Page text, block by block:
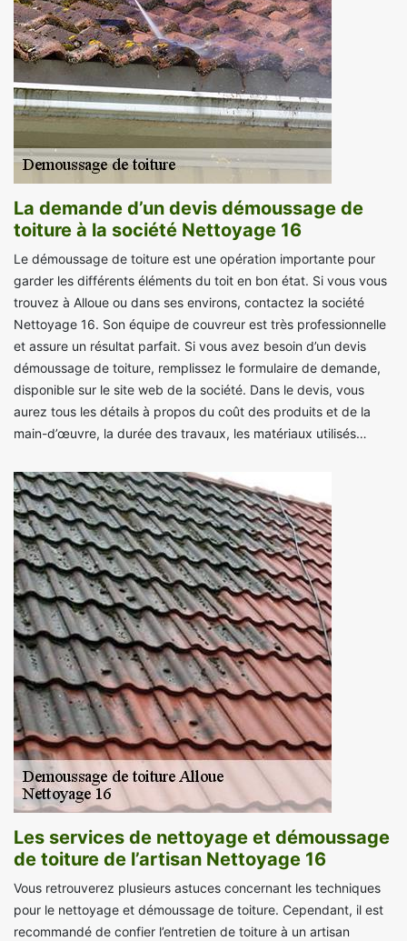
La demande d’un devis démoussage de
toiture à la société Nettoyage 16
Le démoussage de toiture est une opération importante pour
garder les différents éléments du toit en bon état. Si vous vous
trouvez à Alloue ou dans ses environs, contactez la société
Nettoyage 16. Son équipe de couvreur est très professionnelle
et assure un résultat parfait. Si vous avez besoin d’un devis
démoussage de toiture, remplissez le formulaire de demande,
disponible sur le site web de la société. Dans le devis, vous
aurez tous les détails à propos du coût des produits et de la
main-d’œuvre, la durée des travaux, les matériaux utilisés…
Les services de nettoyage et démoussage
de toiture de l’artisan Nettoyage 16
Vous retrouverez plusieurs astuces concernant les techniques
pour le nettoyage et démoussage de toiture. Cependant, il est
recommandé de confier l’entretien de toiture à un artisan